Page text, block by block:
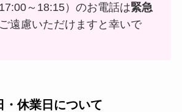
～18:15）のお電話は緊急
遠慮いただけますと幸いで
・休業日について